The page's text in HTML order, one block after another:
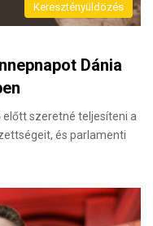
Keresztényüldözés
Dánia
szeretné teljesíteni a
és parlamenti